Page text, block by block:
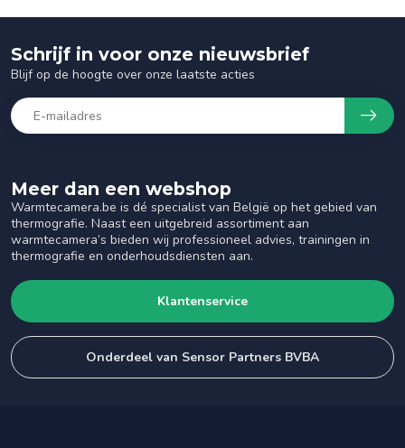
Meer dan een webshop
Warmtecamera.be is dé specialist van België op het gebied van
thermografie. Naast een uitgebreid assortiment aan
warmtecamera’s bieden wij professioneel advies, trainingen in
thermografie en onderhoudsdiensten aan.
Klantenservice
Onderdeel van Sensor Partners BVBA
Schrijf in voor onze nieuwsbrief
Blijf op de hoogte over onze laatste acties